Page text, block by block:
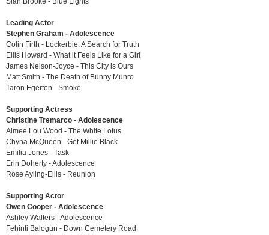
Leading Actor
Stephen Graham - Adolescence
Colin Firth - Lockerbie: A Search for Truth
Ellis Howard - What it Feels Like for a Girl
James Nelson-Joyce - This City is Ours
Matt Smith - The Death of Bunny Munro
Taron Egerton - Smoke
Supporting Actress
Christine Tremarco - Adolescence
Aimee Lou Wood - The White Lotus
Chyna McQueen - Get Millie Black
Emilia Jones - Task
Erin Doherty - Adolescence
Rose Ayling-Ellis - Reunion
Supporting Actor
Owen Cooper - Adolescence
Ashley Walters - Adolescence
Fehinti Balogun - Down Cemetery Road